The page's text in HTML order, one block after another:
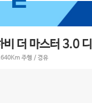
비 더 마스터 3.0
주행 / 경유